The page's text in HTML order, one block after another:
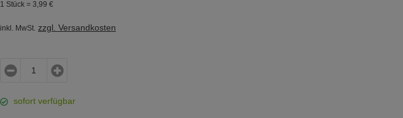
1 Stück = 3, 99 €
inkl. MwSt. zzgl. Versandkosten
sofort verfügbar